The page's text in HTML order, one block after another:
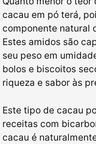
cacau em pó terá,
componente natural
Estes amidos são
seu peso em
bolos e biscoitos
riqueza e sabor às
Este tipo de cacau
receitas com
cacau é